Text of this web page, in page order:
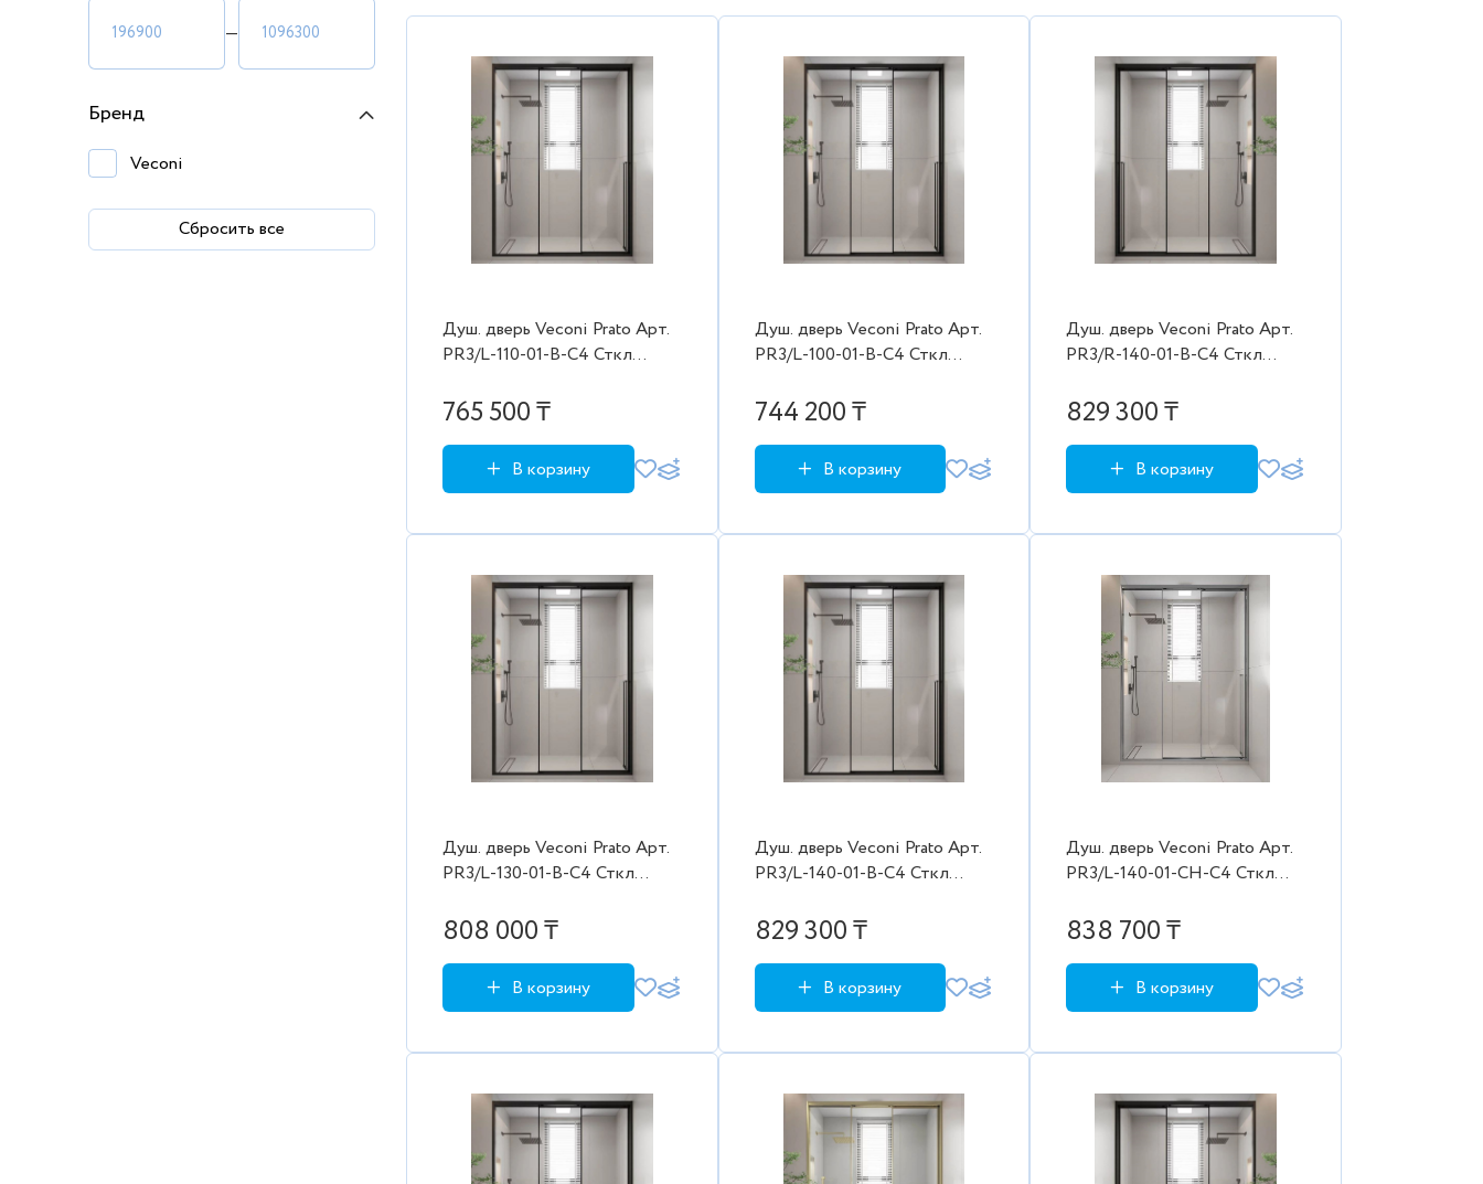
—
Бренд
Veconi
Сбросить все
Душ. дверь Veconi Prato Aрт.
PR3/L-110-01-B-C4 Сткл
1100/2000,черн. лев.
765 500 ₸
В корзину
Душ. дверь Veconi Prato Aрт.
PR3/L-100-01-B-C4 Сткл
1000/2000,черн. лев.
744 200 ₸
В корзину
Душ. дверь Veconi Prato Aрт.
PR3/R-140-01-B-C4 Сткл
1400/2000,черн. прав.
829 300 ₸
В корзину
Душ. дверь Veconi Prato Aрт.
PR3/L-130-01-B-C4 Сткл
1300/2000,черн. лев.
808 000 ₸
В корзину
Душ. дверь Veconi Prato Aрт.
PR3/L-140-01-B-C4 Сткл
1400/2000,черн. лев.
829 300 ₸
В корзину
Душ. дверь Veconi Prato Aрт.
PR3/L-140-01-CH-C4 Сткл
1400/2000,хром. лев.
838 700 ₸
В корзину